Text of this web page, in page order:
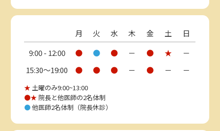
月 火 水 木 金 土
日
9:00 - 12:00
● ● ● － ● ★
－
15:30〜19:00
● ● ● － ● － －
★土曜のみ9:00~13:00
●★ 院長と他医師の2名体制
●他医師2名体制（院長休診）